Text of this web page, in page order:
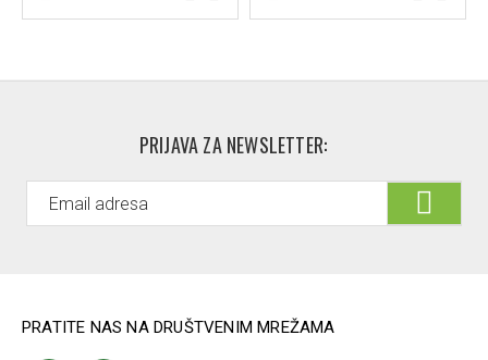
PRIJAVA ZA NEWSLETTER:
PRATITE NAS NA DRUŠTVENIM MREŽAMA